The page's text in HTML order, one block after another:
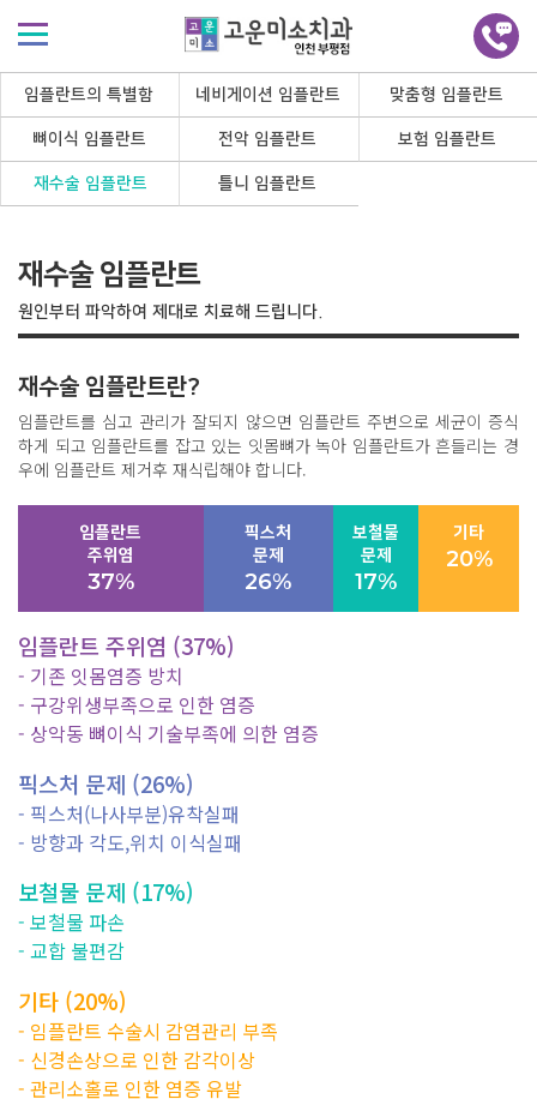
임플란트의 특별함 네비게이션 임플란트 맞춤형 임플란트
뼈이식 임플란트 전악 임플란트 보험 임플란트
재수술 임플란트 틀니 임플란트
재수술 임플란트
원인부터 파악하여 제대로 치료해 드립니다.
재수술 임플란트란?
임플란트를 심고 관리가 잘되지 않으면 임플란트 주변으로 세균이 증식
하게 되고 임플란트를 잡고 있는 잇몸뼈가 녹아 임플란트가 흔들리는 경
우에 임플란트 제거후 재식립해야 합니다.
임플란트
주위염
37%
임플란트 주위염 (37%)
- 기존 잇몸염증 방치
- 구강위생부족으로 인한 염증
- 상악동 뼈이식 기술부족에 의한 염증
픽스처
문제
26%
픽스처 문제 (26%)
- 픽스처(나사부분)유착실패
- 방향과 각도,위치 이식실패
보철물
문제
17%
보철물 문제 (17%)
- 보철물 파손
- 교합 불편감
기타
20%
기타 (20%)
- 임플란트 수술시 감염관리 부족
- 신경손상으로 인한 감각이상
- 관리소홀로 인한 염증 유발